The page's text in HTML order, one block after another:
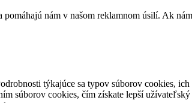
nám v našom reklamnom úsilí. Ak
týkajúce sa typov súborov cookies,
súborov cookies, čím získate lepší